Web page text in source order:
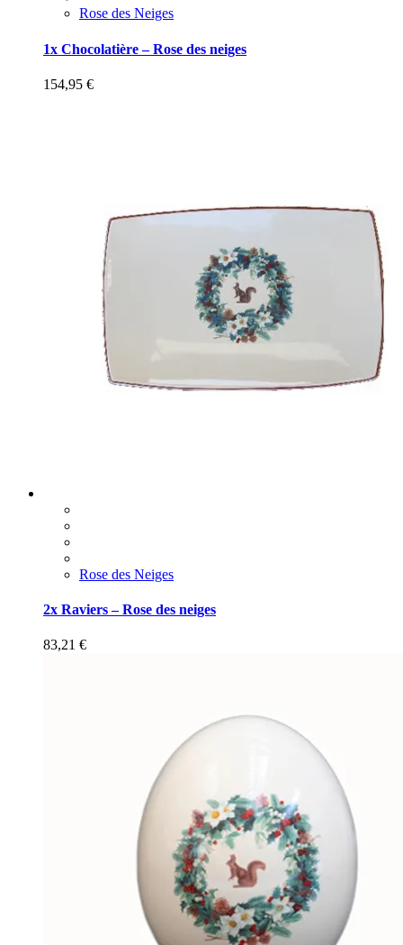
Rose des Neiges
1x Chocolatière – Rose des neiges
154,95 €
Rose des Neiges
2x Raviers – Rose des neiges
83,21 €